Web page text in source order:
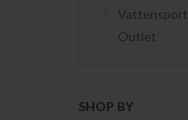
Vattensport
Outlet
SHOP BY